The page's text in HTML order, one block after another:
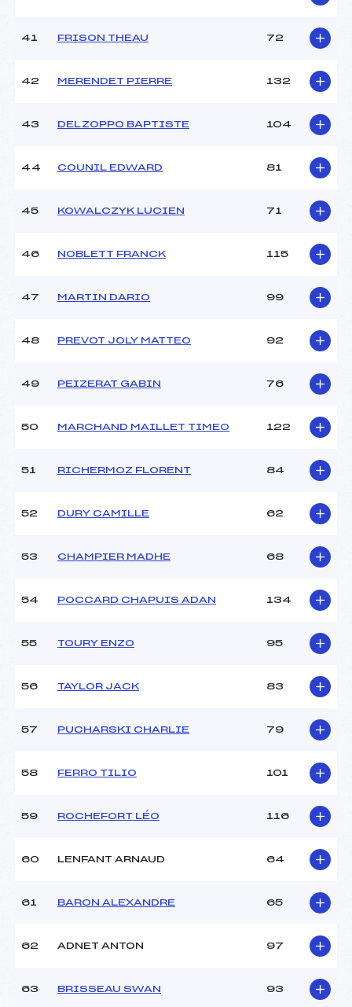
41 FRISON THEAU 72
42 MERENDET PIERRE 132
43 DELZOPPO BAPTISTE 104
44 COUNIL EDWARD 81
45 KOWALCZYK LUCIEN 71
46 NOBLETT FRANCK 115
47 MARTIN DARIO 99
48 PREVOT JOLY MATTEO 92
49 PEIZERAT GABIN 76
50 MARCHAND MAILLET TIMEO 122
51 RICHERMOZ FLORENT 84
52 DURY CAMILLE 62
53 CHAMPIER MADHE 68
54 POCCARD CHAPUIS ADAN 134
55 TOURY ENZO 95
56 TAYLOR JACK 83
57 PUCHARSKI CHARLIE 79
58 FERRO TILIO 101
59 ROCHEFORT LÉO 116
60 LENFANT ARNAUD 64
61 BARON ALEXANDRE 65
62 ADNET ANTON 97
63 BRISSEAU SWAN 93